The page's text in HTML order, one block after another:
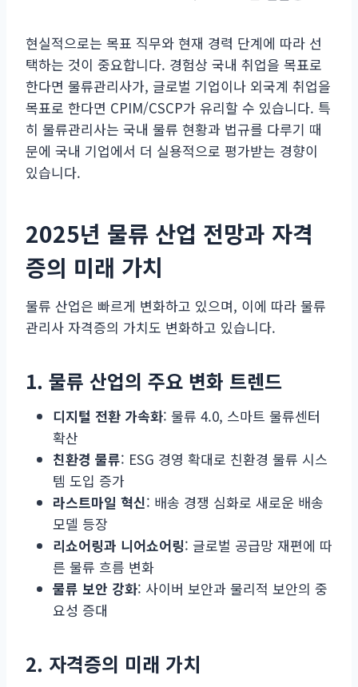
현실적으로는 목표 직무와 현재 경력 단계에 따라 선
택하는 것이 중요합니다. 경험상 국내 취업을 목표로
한다면 물류관리사가, 글로벌 기업이나 외국계 취업을
목표로 한다면 CPIM/CSCP가 유리할 수 있습니다. 특
히 물류관리사는 국내 물류 현황과 법규를 다루기 때
문에 국내 기업에서 더 실용적으로 평가받는 경향이
있습니다.
2025년 물류 산업 전망과 자격
증의 미래 가치
물류 산업은 빠르게 변화하고 있으며, 이에 따라 물류
관리사 자격증의 가치도 변화하고 있습니다.
1. 물류 산업의 주요 변화 트렌드
디지털 전환 가속화: 물류 4.0, 스마트 물류센터
확산
친환경 물류: ESG 경영 확대로 친환경 물류 시스
템 도입 증가
라스트마일 혁신: 배송 경쟁 심화로 새로운 배송
모델 등장
리쇼어링과 니어쇼어링: 글로벌 공급망 재편에 따
른 물류 흐름 변화
물류 보안 강화: 사이버 보안과 물리적 보안의 중
요성 증대
2. 자격증의 미래 가치